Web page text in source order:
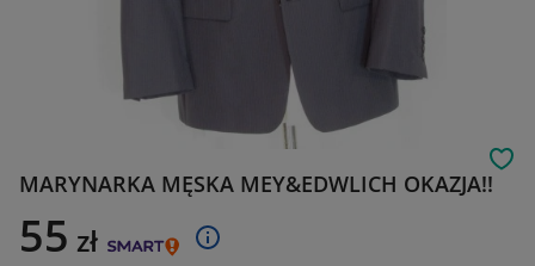
MARYNARKA MĘSKA MEY&EDWLICH OKAZJA!!
55 zł